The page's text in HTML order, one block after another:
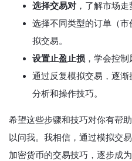
选择交易对 ，了解市场走
选择不同类型的订单（
拟交易。
设置止盈止损 ，学会控制
通过反复模拟交易，逐
分析和操作技巧。
希望这些步骤和技巧对你有帮
以问我。我相信，通过模拟交
加密货币的交易技巧，逐步成